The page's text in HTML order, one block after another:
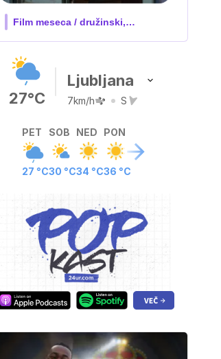
V živo na VOYO: sreda ob 20.30
27°C
Ljubljana
7km/h S
PET
27 °C
SOB
30 °C
NED
34 °C
PON
36 °C